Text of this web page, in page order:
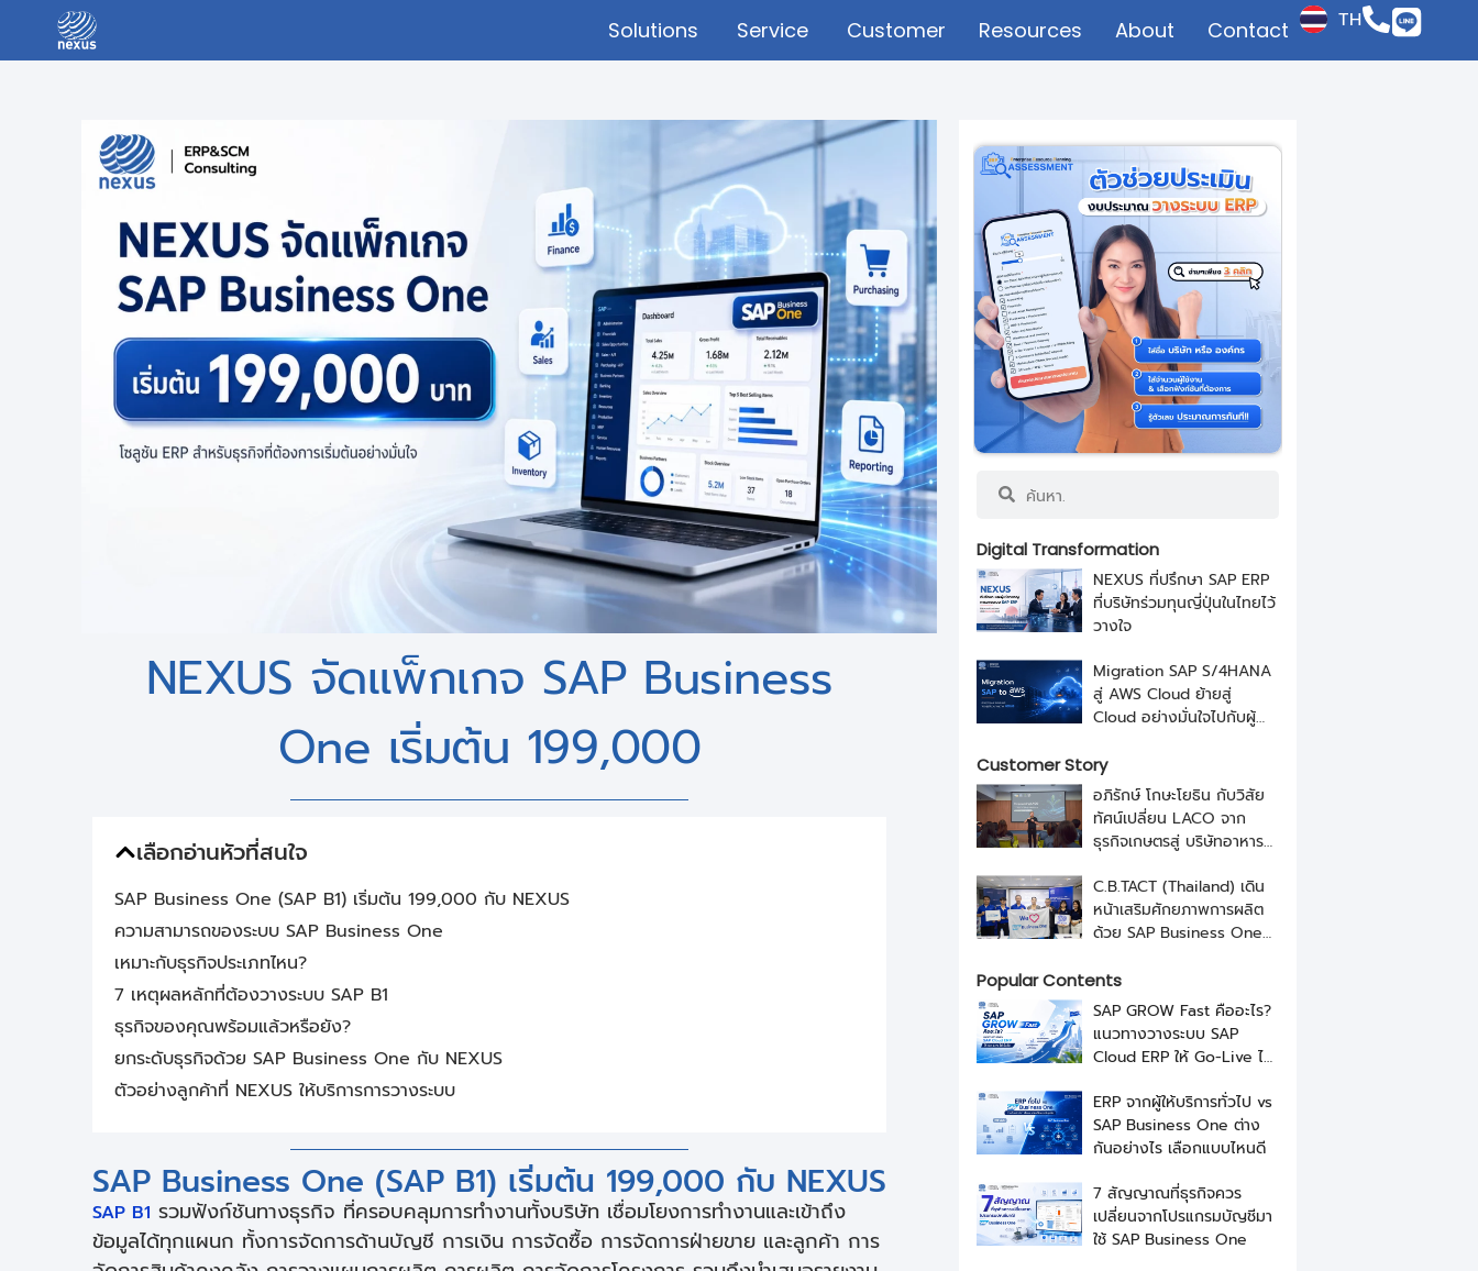
Solutions Service Customer Resources About Contact TH
JP
NEXUS จัดแพ็กเกจ SAP Business
One เริ่มต้น 199,000
เลือกอ่านหัวที่สนใจ
SAP Business One (SAP B1) เริ่มต้น 199,000 กับ NEXUS
ความสามารถของระบบ SAP Business One
เหมาะกับธุรกิจประเภทไหน?
7 เหตุผลหลักที่ต้องวางระบบ SAP B1
ธุรกิจของคุณพร้อมแล้วหรือยัง?
ยกระดับธุรกิจด้วย SAP Business One กับ NEXUS
ตัวอย่างลูกค้าที่ NEXUS ให้บริการการวางระบบ
SAP Business One (SAP B1) เริ่มต้น 199,000 กับ NEXUS
SAP B1 รวมฟังก์ชันทางธุรกิจ ที่ครอบคลุมการทำงานทั้งบริษัท เชื่อมโยงการทำงานและเข้าถึง
ข้อมูลได้ทุกแผนก ทั้งการจัดการด้านบัญชี การเงิน การจัดซื้อ การจัดการฝ่ายขาย และลูกค้า การ
Digital Transformation
NEXUS ที่ปรึกษา SAP ERP
ที่บริษัทร่วมทุนญี่ปุ่นในไทยไว้
วางใจ
Migration SAP S/4HANA
สู่ AWS Cloud ย้ายสู่
Cloud อย่างมั่นใจไปกับผู้
Customer Story
อภิรักษ์ โกษะโยธิน กับวิสัย
ทัศน์เปลี่ยน LACO จาก
ธุรกิจเกษตรสู่ บริษัทอาหาร
NEXUS
C.B.TACT (Thailand) เดิน
หน้าเสริมศักยภาพการผลิต
ด้วย SAP Business One
Popular Contents
SAP GROW Fast คืออะไร?
แนวทางวางระบบ SAP
Cloud ERP ให้ Go-Live ได้
ERP จากผู้ให้บริการทั่วไป vs
SAP Business One ต่าง
กันอย่างไร เลือกแบบไหนดี
7 สัญญาณที่ธุรกิจควร
เปลี่ยนจากโปรแกรมบัญชีมา
ใช้ SAP Business One